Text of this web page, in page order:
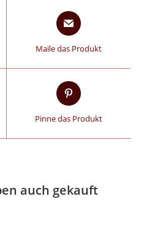
Maile das Produkt
Pinne das Produkt
auch gekauft